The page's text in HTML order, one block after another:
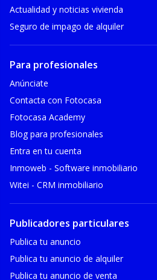
Actualidad y noticias vivienda
Seguro de impago de alquiler
Para profesionales
Anúnciate
Contacta con Fotocasa
Fotocasa Academy
Blog para profesionales
Entra en tu cuenta
Inmoweb - Software inmobiliario
Witei - CRM inmobiliario
Publicadores particulares
Publica tu anuncio
Publica tu anuncio de alquiler
Publica tu anuncio de venta